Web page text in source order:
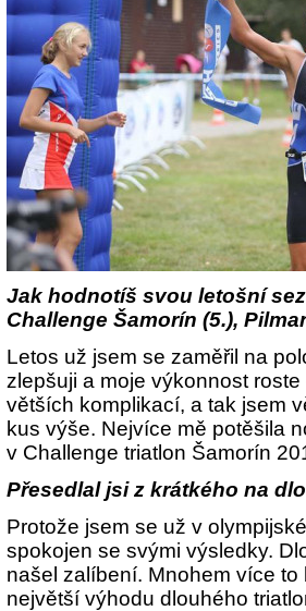
Jak hodnotíš svou letošní
Challenge Šamorín (5.),
Letos už jsem se zaměřil na
zlepšuji a moje výkonnost
větších komplikací, a tak jsem
kus výše. Nejvíce mě potěšila
v Challenge triatlon Šamorín
Přesedlal jsi z krátkého na
Protože jsem se už v
spokojen se svými výsledky.
našel zalíbení. Mnohem více
největší výhodu dlouhého